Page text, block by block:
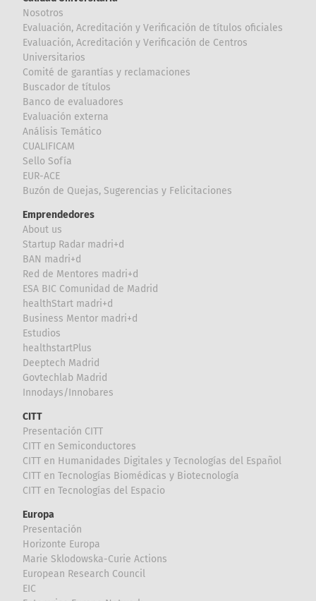
Nosotros
Evaluación, Acreditación y Verificación de títulos oficiales
Evaluación, Acreditación y Verificación de Centros
Universitarios
Comité de garantías y reclamaciones
Buscador de títulos
Banco de evaluadores
Evaluación externa
Análisis Temático
CUALIFICAM
Sello Sofía
EUR-ACE
Buzón de Quejas, Sugerencias y Felicitaciones
Emprendedores
About us
Startup Radar madri+d
BAN madri+d
Red de Mentores madri+d
ESA BIC Comunidad de Madrid
healthStart madri+d
Business Mentor madri+d
Estudios
healthstartPlus
Deeptech Madrid
Govtechlab Madrid
Innodays/Innobares
CITT
Presentación CITT
CITT en Semiconductores
CITT en Humanidades Digitales y Tecnologías del Español
CITT en Tecnologías Biomédicas y Biotecnología
CITT en Tecnologías del Espacio
Europa
Presentación
Horizonte Europa
Marie Sklodowska-Curie Actions
European Research Council
EIC